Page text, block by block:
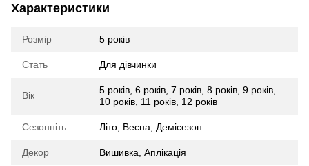
Характеристики
Розмір 5 років
Стать Для дівчинки
Вік 5 років 6 років 7 років 8 років 9 років
10 років 11 років 12 років
Сезонніть Літо, Весна, Демісезон
Декор Вишивка, Аплікація